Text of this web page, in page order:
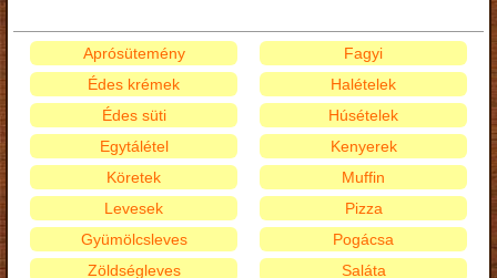
Aprósütemény
Édes krémek
Édes süti
Egytálétel
Fagyi
Halételek
Húsételek
Kenyerek
Köretek
Levesek
Gyümölcsleves
Zöldségleves
Muffin
Pizza
Pogácsa
Saláta